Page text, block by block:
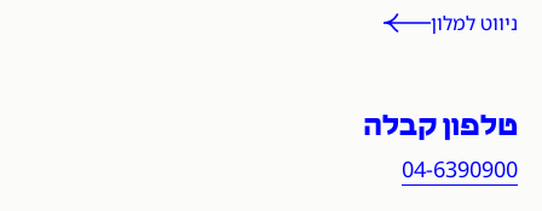
ניווט למלון
טלפון קבלה
04-6390900